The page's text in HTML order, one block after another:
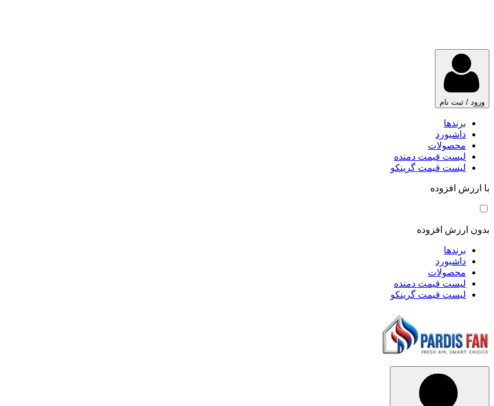
ورود / ثبت نام
برندها
داشبورد
محصولات
لیست قیمت دمنده
لیست قیمت گرینکو
با ارزش افزوده
بدون ارزش افزوده
برندها
داشبورد
محصولات
لیست قیمت دمنده
لیست قیمت گرینکو